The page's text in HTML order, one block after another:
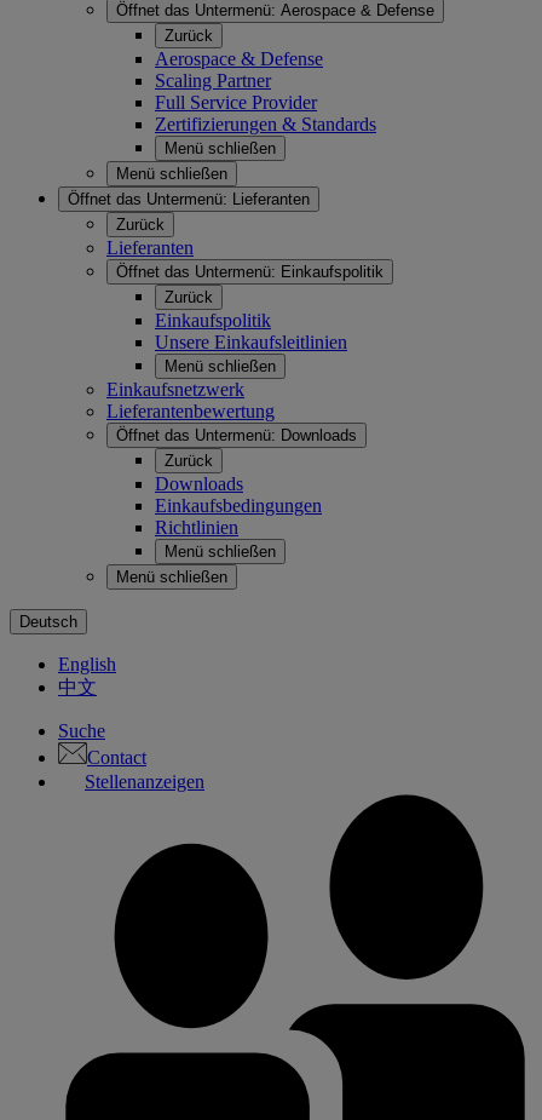
Öffnet das Untermenü: Aerospace & Defense
Zurück
Aerospace & Defense
Scaling Partner
Full Service Provider
Zertifizierungen & Standards
Menü schließen
Menü schließen
Öffnet das Untermenü: Lieferanten
Zurück
Lieferanten
Öffnet das Untermenü: Einkaufspolitik
Zurück
Einkaufspolitik
Unsere Einkaufsleitlinien
Menü schließen
Einkaufsnetzwerk
Lieferantenbewertung
Öffnet das Untermenü: Downloads
Zurück
Downloads
Einkaufsbedingungen
Richtlinien
Menü schließen
Menü schließen
Deutsch
English
中文
Suche
Contact
Stellenanzeigen